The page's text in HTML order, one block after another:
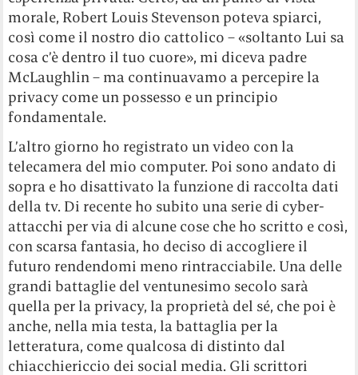
morale, Robert Louis Stevenson poteva spiarci,
così come il nostro dio cattolico – «soltanto Lui sa
cosa c’è dentro il tuo cuore», mi diceva padre
McLaughlin – ma continuavamo a percepire la
privacy come un possesso e un principio
fondamentale.
L’altro giorno ho registrato un video con la
telecamera del mio computer. Poi sono andato di
sopra e ho disattivato la funzione di raccolta dati
della tv. Di recente ho subito una serie di cyber-
attacchi per via di alcune cose che ho scritto e così,
con scarsa fantasia, ho deciso di accogliere il
futuro rendendomi meno rintracciabile. Una delle
grandi battaglie del ventunesimo secolo sarà
quella per la privacy, la proprietà del sé, che poi è
anche, nella mia testa, la battaglia per la
letteratura, come qualcosa di distinto dal
chiacchiericcio dei social media. Gli scrittori